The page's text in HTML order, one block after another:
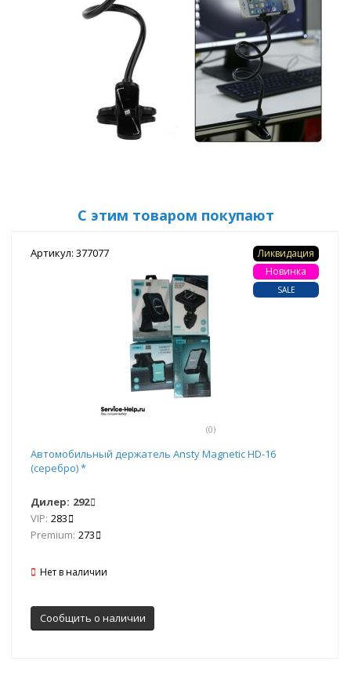
С этим товаром покупают
Артикул: 377077
(0)
Ликвидация
Новинка
SALE
Автомобильный держатель Ansty Magnetic HD-16
(серебро) *
Дилер: 292
VIP: 283
Premium: 273
Нет в наличии
Сообщить о наличии